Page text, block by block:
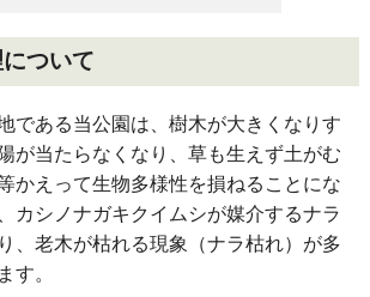
ついて
である当公園は、樹木が大きくなりす
が当たらなくなり、草も生えず土がむ
かえって生物多様性を損ねることにな
カシノナガキクイムシが媒介するナラ
、老木が枯れる現象（ナラ枯れ）が多
す。